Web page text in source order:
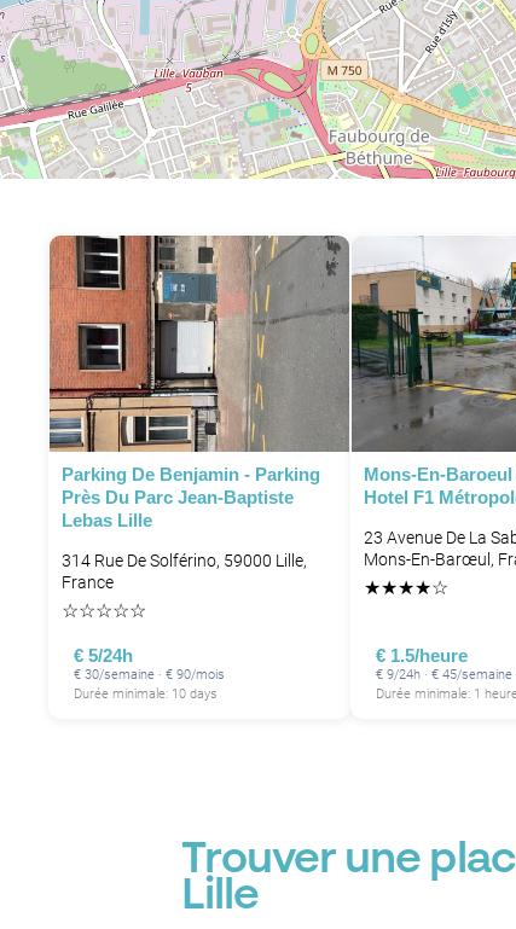
Parking De Benjamin - Parking
Près Du Parc Jean-Baptiste
Lebas Lille
314 Rue De Solférino, 59000 Lille,
France
☆☆☆☆☆
€ 5/24h
€ 30/semaine · € 90/mois
Durée minimale: 10 days
Mons-En-
Hotel F1
23 Avenue De La
Mons-En-Barœul,
★★★★☆
€ 1.5/heure
€ 9/24h · € 45/semaine
Durée minimale: 1
Trouver une
Lille